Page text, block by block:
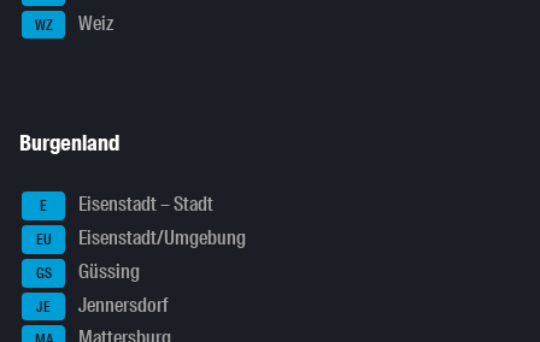
WZ Weiz
Burgenland
E Eisenstadt – Stadt
EU Eisenstadt/Umgebung
GS Güssing
JE Jennersdorf